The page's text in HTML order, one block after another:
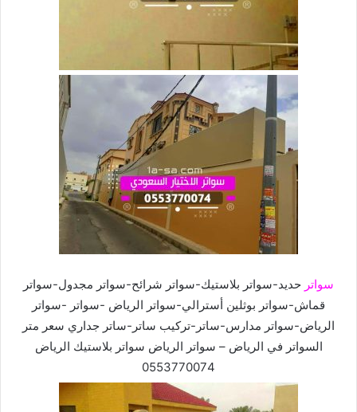
سواتر حديد-سواتر بلاستيك-سواتر شرائح-سواتر مجدول-سواتر
قماش-سواتر بوثلين أسترالي-سواتر الرياض -سواتر -سواتر
الرياض-سواتر مدارس-ساتر-تركيب ساتر-ساتر جداري سعر متر
السواتر في الرياض – سواتر الرياض سواتر بلاستيك الرياض
0553770074